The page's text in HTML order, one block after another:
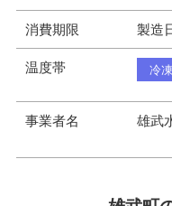
消費期限 製造
温度帯 冷凍
事業者名 雄武